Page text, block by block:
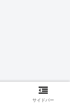
サイドバー